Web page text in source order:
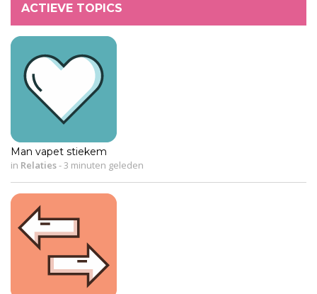
ACTIEVE TOPICS
Man vapet stiekem
in Relaties- 3 minuten geleden